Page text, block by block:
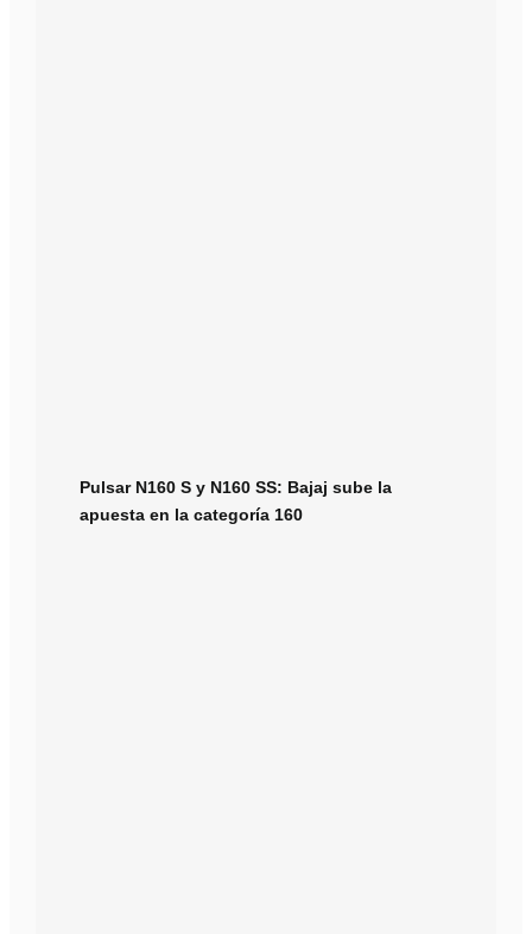
Pulsar N160 S y N160 SS: Bajaj sube la
apuesta en la categoría 160